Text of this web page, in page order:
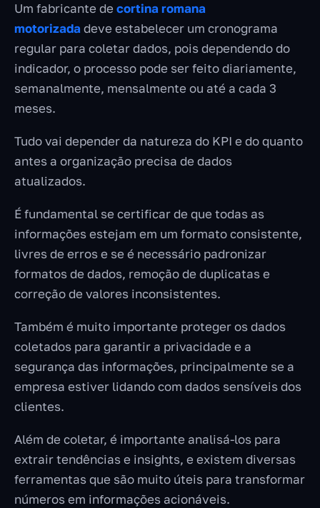
Um fabricante de cortina romana
motorizadadeve estabelecer um cronograma
regular para coletar dados, pois dependendo do
indicador, o processo pode ser feito diariamente,
semanalmente, mensalmente ou até a cada 3
meses.
Tudo vai depender da natureza do KPI e do quanto
antes a organização precisa de dados
atualizados.
É fundamental se certificar de que todas as
informações estejam em um formato consistente,
livres de erros e se é necessário padronizar
formatos de dados, remoção de duplicatas e
correção de valores inconsistentes.
Também é muito importante proteger os dados
coletados para garantir a privacidade e a
segurança das informações, principalmente se a
empresa estiver lidando com dados sensíveis dos
clientes.
Além de coletar, é importante analisá-los para
extrair tendências e insights, e existem diversas
ferramentas que são muito úteis para transformar
números em informações acionáveis.